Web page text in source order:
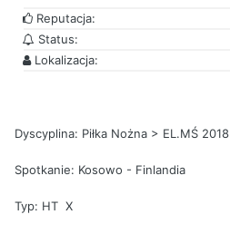
Reputacja:
Status:
Lokalizacja:
Dyscyplina: Piłka Nożna > EL.MŚ 2018
Spotkanie: Kosowo - Finlandia
Typ: HT X